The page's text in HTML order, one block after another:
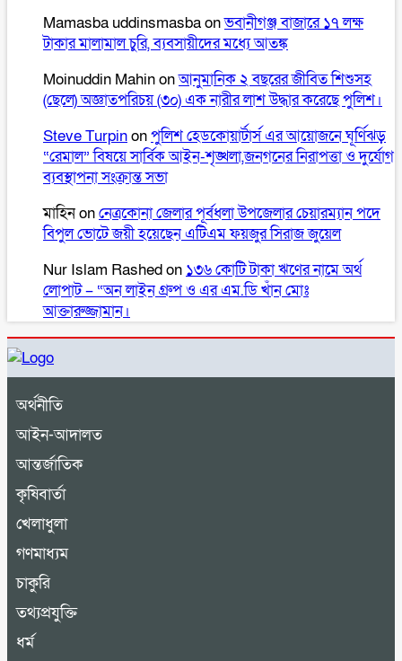
Mamasba uddinsmasbaonভবানীগঞ্জ বাজারে ১৭ লক্ষ
টাকার মালামাল চুরি, ব্যবসায়ীদের মধ্যে আতঙ্ক
Moinuddin Mahinonআনুমানিক ২ বছরের জীবিত শিশুসহ
(ছেলে) অজ্ঞাতপরিচয় (৩০) এক নারীর লাশ উদ্ধার করেছে পুলিশ।
Steve Turpinonপুলিশ হেডকোয়ার্টার্স এর আয়োজনে ঘূর্ণিঝড়
“রেমাল” বিষয়ে সার্বিক আইন-শৃঙ্খলা,জনগনের নিরাপত্তা ও দুর্যোগ
ব্যবস্থাপনা সংক্রান্ত সভা
মাহিনonনেত্রকোনা জেলার পূর্বধলা উপজেলার চেয়ারম্যান পদে
বিপুল ভোটে জয়ী হয়েছেন এটিএম ফয়জুর সিরাজ জুয়েল
Nur Islam Rashedon ১৩৬ কোটি টাকা ঋণের নামে অর্থ
লোপাট – “অন লাইন গ্রুপ ও এর এম.ডি খাঁন মোঃ
আক্তারুজ্জামান।
অর্থনীতি
আইন-আদালত
আন্তর্জাতিক
কৃষিবার্তা
খেলাধুলা
গণমাধ্যম
চাকুরি
তথ্যপ্রযুক্তি
ধর্ম